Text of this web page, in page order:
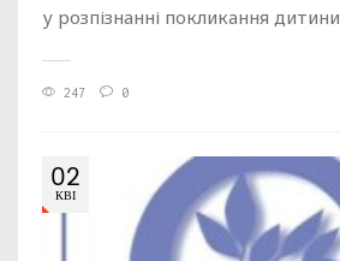
у розпізнанні покликання дитини
247 0
02
КВІ